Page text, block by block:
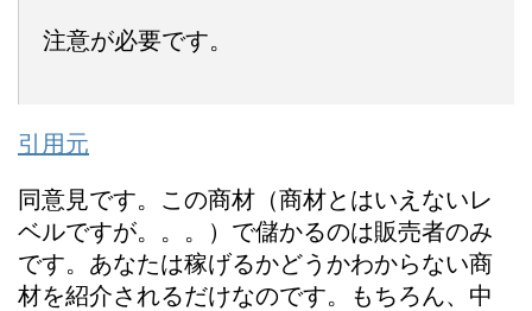
注意が必要です。
引用元
同意見です。この商材（商材とはいえないレ
ベルですが。。。）で儲かるのは販売者のみ
です。あなたは稼げるかどうかわからない商
材を紹介されるだけなのです。もちろん、中